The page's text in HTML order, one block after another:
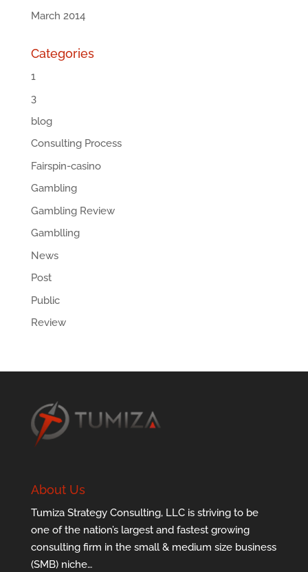
March 2014
Categories
1
3
blog
Consulting Process
Fairspin-casino
Gambling
Gambling Review
Gamblling
News
Post
Public
Review
About Us
Tumiza Strategy Consulting, LLC is striving to be
one of the nation’s largest and fastest growing
consulting firm in the small & medium size business
(SMB) niche…